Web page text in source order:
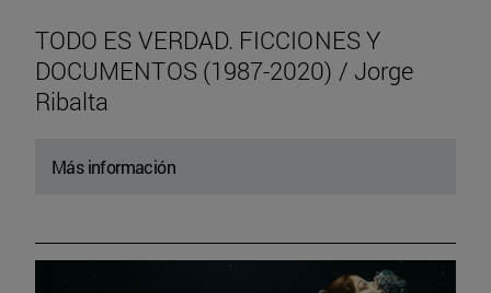
TODO ES VERDAD. FICCIONES Y
DOCUMENTOS (1987-2020) / Jorge
Ribalta
Más información